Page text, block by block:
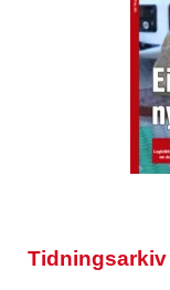
Tidningsarkiv